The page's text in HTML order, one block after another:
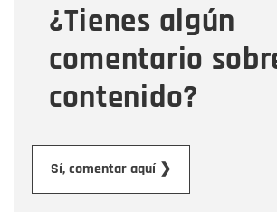
¿Tienes algún
comentario
contenido?
Sí, comentar aquí ❯
Mensaje